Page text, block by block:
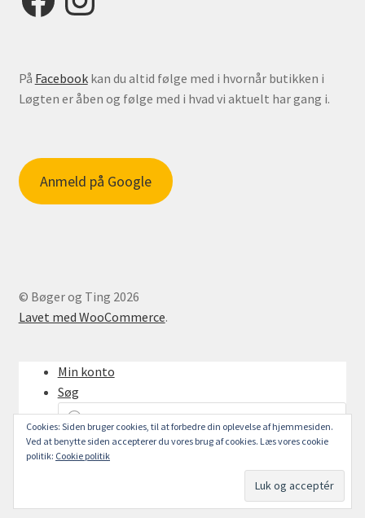
På Facebookkan du altid følge med i hvornår butikken i
Løgten er åben og følge med i hvad vi aktuelt har gang i.
Anmeld på Google
© Bøger og Ting 2026
Lavet med WooCommerce.
Min konto
Søg
Products
search
Indkøbskurv0
Cookies: Siden bruger cookies, til at forbedre din oplevelse af hjemmesiden.
Ved at benytte siden accepterer du vores brug af cookies. Læs vores cookie
politik: Cookie politik